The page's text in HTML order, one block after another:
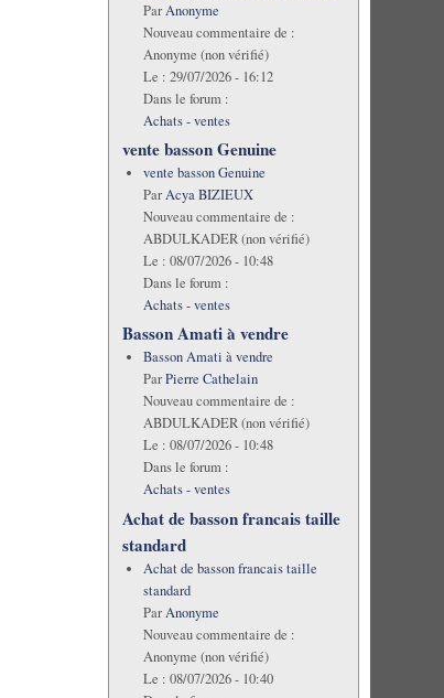
ParAnonyme
Nouveau commentaire de :
Anonyme (non vérifié)
Le : 29/07/2026 - 16:12
Dans le forum :
Achats - ventes
vente basson Genuine
vente basson Genuine
ParAcya BIZIEUX
Nouveau commentaire de :
ABDULKADER (non vérifié)
Le : 08/07/2026 - 10:48
Dans le forum :
Achats - ventes
Basson Amati à vendre
Basson Amati à vendre
ParPierre Cathelain
Nouveau commentaire de :
ABDULKADER (non vérifié)
Le : 08/07/2026 - 10:48
Dans le forum :
Achats - ventes
Achat de basson francais taille
standard
Achat de basson francais taille
standard
ParAnonyme
Nouveau commentaire de :
Anonyme (non vérifié)
Le : 08/07/2026 - 10:40